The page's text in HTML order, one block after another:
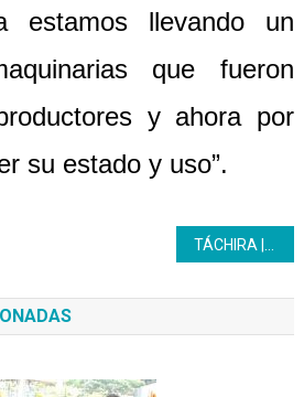
estamos llevando un
que fueron
y ahora por
su estado y uso”.